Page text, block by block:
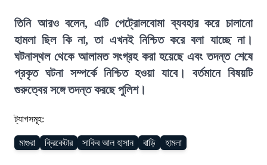
তিনি আরও বলেন, এটি পেট্রোলবোমা ব্যবহার করে চালানো
হামলা ছিল কি না, তা এখনই নিশ্চিত করে বলা যাচ্ছে না।
ঘটনাস্থল থেকে আলামত সংগ্রহ করা হয়েছে এবং তদন্ত শেষে
প্রকৃত ঘটনা সম্পর্কে নিশ্চিত হওয়া যাবে। বর্তমানে বিষয়টি
গুরুত্বের সঙ্গে তদন্ত করছে পুলিশ।
ট্যাগসমূহ:
মাগুরা ক্রিকেটার সাকিব আল হাসান বাড়ি হামলা